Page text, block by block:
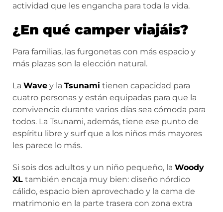
actividad que les engancha para toda la vida.
¿En qué camper viajáis?
Para familias, las furgonetas con más espacio y
más plazas son la elección natural.
La Wave y la Tsunami tienen capacidad para
cuatro personas y están equipadas para que la
convivencia durante varios días sea cómoda para
todos. La Tsunami, además, tiene ese punto de
espíritu libre y surf que a los niños más mayores
les parece lo más.
Si sois dos adultos y un niño pequeño, la Woody
XL también encaja muy bien: diseño nórdico
cálido, espacio bien aprovechado y la cama de
matrimonio en la parte trasera con zona extra